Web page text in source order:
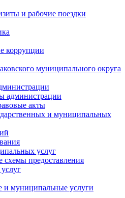
и рабочие поездки
коррупции
муниципального округа
администрации
акты
и муниципальных
услуг
схемы предоставления
и муниципальные услуги